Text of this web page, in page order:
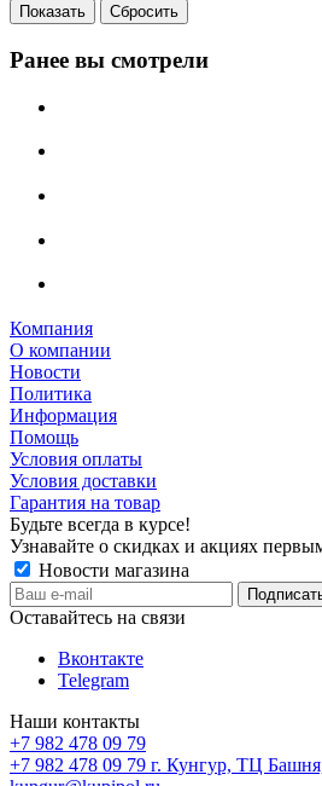
Сбросить
Ранее вы смотрели
Компания
О компании
Новости
Политика
Информация
Помощь
Условия оплаты
Условия доставки
Гарантия на товар
Будьте всегда в курсе!
Узнавайте о скидках и акциях
Новости магазина
Оставайтесь на связи
Вконтакте
Telegram
Наши контакты
+7 982 478 09 79
+7 982 478 09 79 г. Кунгур, ТЦ